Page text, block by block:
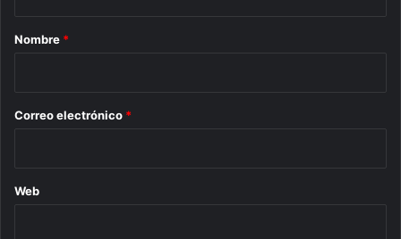
r
*
Nombre *
Correo electrónico *
Web